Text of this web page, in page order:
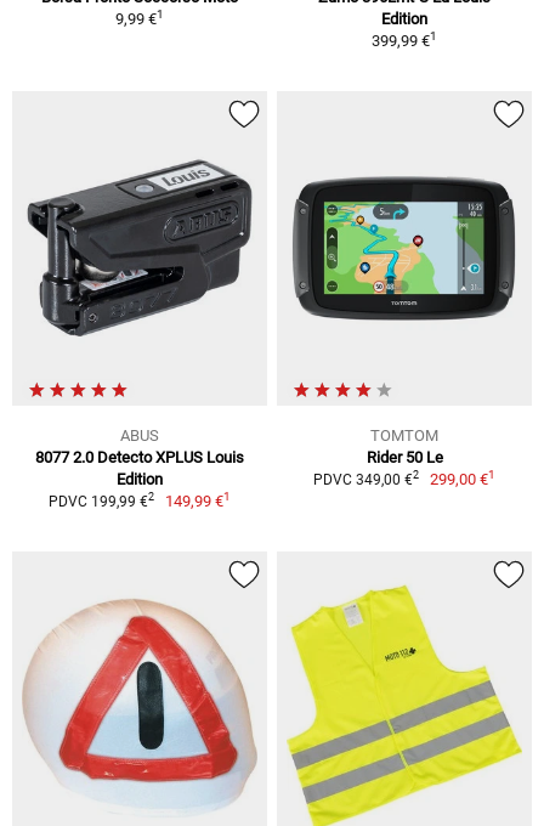
9,99 €1
Edition
399,99 €1
ABUS
8077 2.0 Detecto XPLUS Louis
Edition
PDVC 199,99 €2 149,99 €1
TOMTOM
Rider 50 Le
PDVC 349,00 €2 299,00 €1